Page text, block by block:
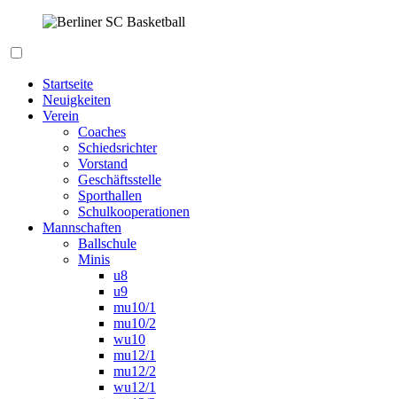
springen
Startseite
Neuigkeiten
Verein
Coaches
Schiedsrichter
Vorstand
Geschäftsstelle
Sporthallen
Schulkooperationen
Mannschaften
Ballschule
Minis
u8
u9
mu10/1
mu10/2
wu10
mu12/1
mu12/2
wu12/1